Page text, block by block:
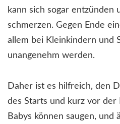
kann sich sogar entzünden
schmerzen. Gegen Ende
allem bei Kleinkindern und
unangenehm werden.
Daher ist es hilfreich, den
des Starts und kurz vor der
Babys können saugen, und